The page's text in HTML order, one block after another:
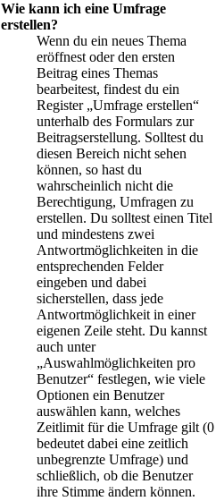
Wie kann ich eine Umfrage
erstellen?
Wenn du ein neues Thema
eröffnest oder den ersten
Beitrag eines Themas
bearbeitest, findest du ein
Register „Umfrage erstellen“
unterhalb des Formulars zur
Beitragserstellung. Solltest du
diesen Bereich nicht sehen
können, so hast du
wahrscheinlich nicht die
Berechtigung, Umfragen zu
erstellen. Du solltest einen Titel
und mindestens zwei
Antwortmöglichkeiten in die
entsprechenden Felder
eingeben und dabei
sicherstellen, dass jede
Antwortmöglichkeit in einer
eigenen Zeile steht. Du kannst
auch unter
„Auswahlmöglichkeiten pro
Benutzer“ festlegen, wie viele
Optionen ein Benutzer
auswählen kann, welches
Zeitlimit für die Umfrage gilt (0
bedeutet dabei eine zeitlich
unbegrenzte Umfrage) und
schließlich, ob die Benutzer
ihre Stimme ändern können.